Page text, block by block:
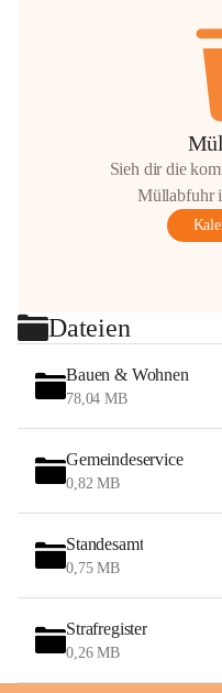
Sieh dir die
Müllabfuhr
Dateien
Bauen & Wohnen
78,04 MB
Gemeindeservice
0,82 MB
Standesamt
0,75 MB
Strafregister
0,26 MB